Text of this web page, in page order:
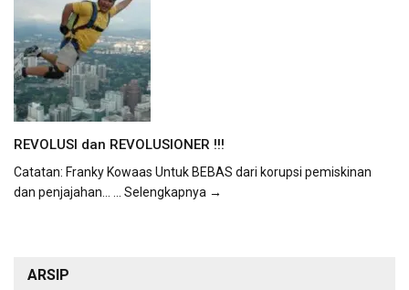
REVOLUSI dan REVOLUSIONER !!!
Catatan: Franky Kowaas Untuk BEBAS dari korupsi pemiskinan
dan penjajahan...
... Selengkapnya →
ARSIP